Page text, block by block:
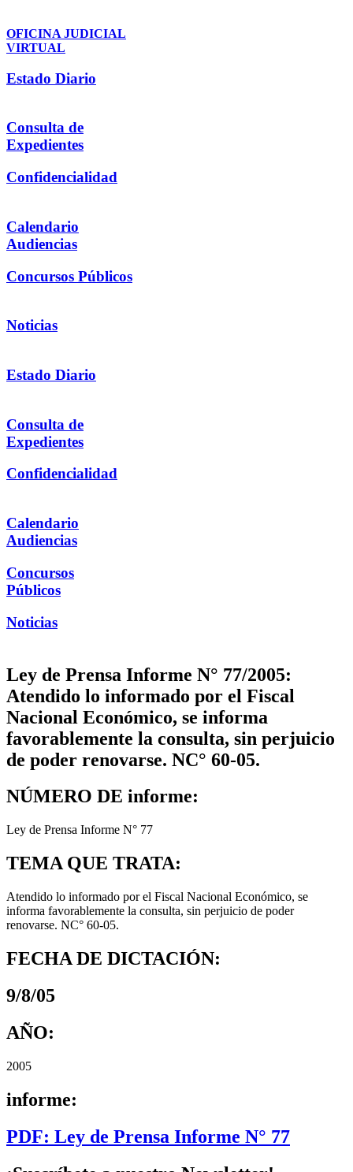
OFICINA JUDICIAL
VIRTUAL
Estado Diario
Consulta de
Expedientes
Confidencialidad
Calendario
Audiencias
Concursos Públicos
Noticias
Estado Diario
Consulta de
Expedientes
Confidencialidad
Calendario
Audiencias
Concursos
Públicos
Noticias
Ley de Prensa Informe N° 77/2005:
Atendido lo informado por el Fiscal
Nacional Económico, se informa
favorablemente la consulta, sin perjuicio
de poder renovarse. NC° 60-05.
NÚMERO DE informe:
Ley de Prensa Informe N° 77
TEMA QUE TRATA:
Atendido lo informado por el Fiscal Nacional Económico, se
informa favorablemente la consulta, sin perjuicio de poder
renovarse. NC° 60-05.
FECHA DE DICTACIÓN:
9/8/05
AÑO:
2005
informe:
PDF: Ley de Prensa Informe N° 77